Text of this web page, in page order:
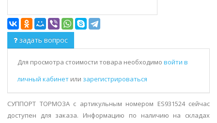
задать вопрос
Для просмотра стоимости товара необходимо войти в
личный кабинет или зарегистрироваться
СУППОРТ ТОРМОЗА с артикульным номером ES931524 сейчас
доступен для заказа. Информацию по наличию на складах